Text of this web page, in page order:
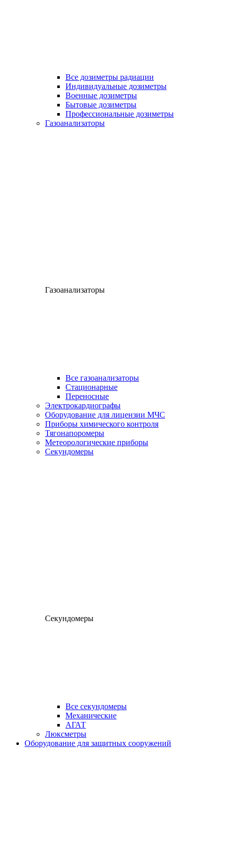
Все дозиметры радиации
Индивидуальные дозиметры
Военные дозиметры
Бытовые дозиметры
Профессиональные дозиметры
Газоанализаторы
Газоанализаторы
Все газоанализаторы
Cтационарные
Переносные
Электрокардиографы
Оборудование для лицензии МЧС
Приборы химического контроля
Тягонапоромеры
Метеорологические приборы
Секундомеры
Секундомеры
Все секундомеры
Механические
АГАТ
Люксметры
Оборудование для защитных сооружений